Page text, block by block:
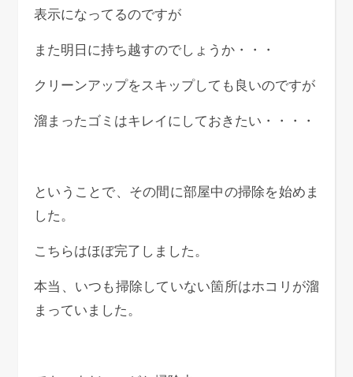
表示になってるのですが
また明日に持ち越すのでしょうか・・・
クリーンアップをスキップしても良いのですが
溜まったゴミはキレイにしておきたい・・・・
ということで、その間に部屋中の掃除を始めま
した。
こちらはほぼ完了しました。
本当、いつも掃除していない箇所はホコリが溜
まっていました。